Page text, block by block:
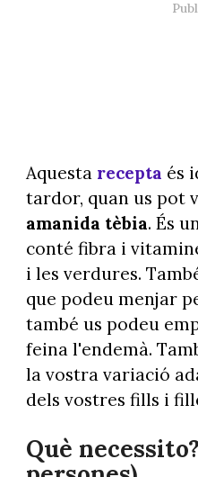
Aquesta recepta és
tardor, quan us pot
amanida tèbia. És
conté fibra i
i les verdures.
que podeu menjar
també us podeu
feina l'endemà.
la vostra variació
dels vostres fills i
Què